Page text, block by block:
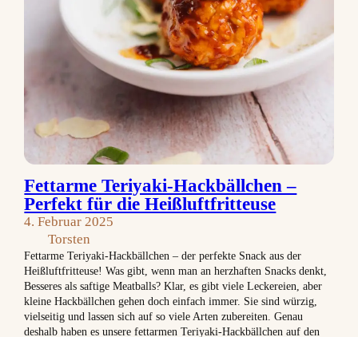
Fettarme Teriyaki-Hackbällchen –
Perfekt für die Heißluftfritteuse
4. Februar 2025
Torsten
Fettarme Teriyaki-Hackbällchen – der perfekte Snack aus der
Heißluftfritteuse! Was gibt, wenn man an herzhaften Snacks denkt,
Besseres als saftige Meatballs? Klar, es gibt viele Leckereien, aber
kleine Hackbällchen gehen doch einfach immer. Sie sind würzig,
vielseitig und lassen sich auf so viele Arten zubereiten. Genau
deshalb haben es unsere fettarmen Teriyaki-Hackbällchen auf den